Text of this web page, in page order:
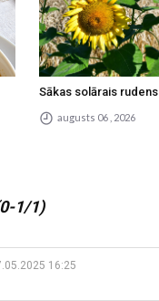
Sākas solārais rudens
augusts 06 , 2026
1/1)
16:25